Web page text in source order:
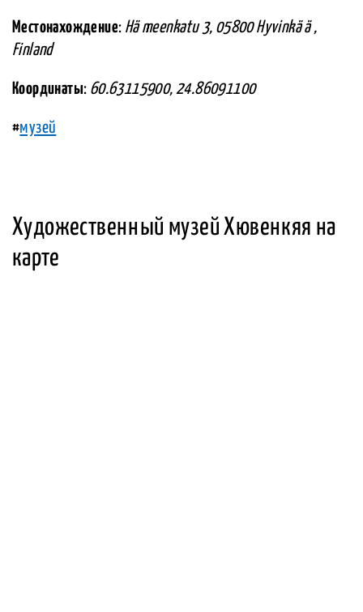
Местонахождение: Hä meenkatu 3, 05800 Hyvinkä ä ,
Finland
Координаты: 60.63115900, 24.86091100
#музей
Художественный музей Хювенкяя на
карте